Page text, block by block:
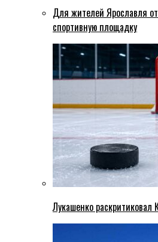
Для жителей Ярославля
спортивную площадку
Лукашенко